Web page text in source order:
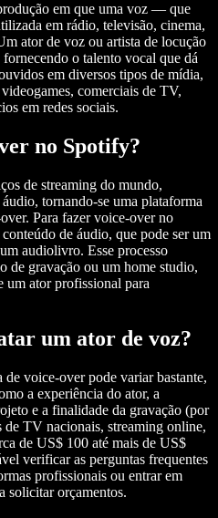
em que uma voz — que
em rádio, televisão, cinema,
ator de voz ou artista de locução
o talento vocal que dá
em diversos tipos de mídia,
comerciais de TV,
em redes sociais.
no Spotify?
de streaming do mundo,
tornando-se uma plataforma
Para fazer voice-over no
de áudio, que pode ser um
audiolivro. Esse processo
de gravação ou um home studio,
um ator profissional para
um ator de voz?
voice-over pode variar bastante,
a experiência do ator, a
e a finalidade da gravação (por
TV nacionais, streaming online,
de US$ 100 até mais de US$
verificar as perguntas frequentes
profissionais ou entrar em
solicitar orçamentos.